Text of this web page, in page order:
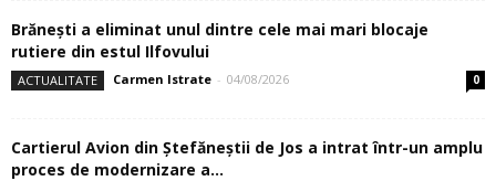
Brănești a eliminat unul dintre cele mai mari blocaje
rutiere din estul Ilfovului
ACTUALITATE Carmen Istrate - 04/08/2026 0
Cartierul Avion din Ştefăneştii de Jos a intrat într-un amplu
proces de modernizare a...